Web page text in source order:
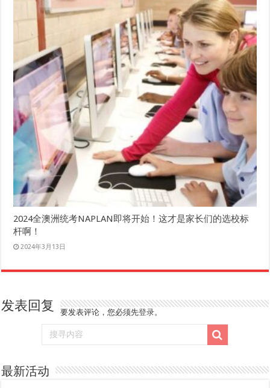
2024全澳洲统考NAPLAN即将开始！这才是家长们的选校标
杆啊！
2024年3月13日
发表回复 要发表评论，您必须先登录。
最新活动